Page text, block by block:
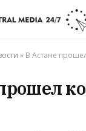
» В Астане